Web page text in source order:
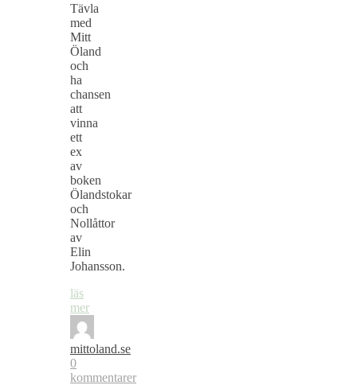
Tävla
med
Mitt
Öland
och
ha
chansen
att
vinna
ett
ex
av
boken
Ölandstokar
och
Nollåttor
av
Elin
Johansson.
läs
mer
mittoland.se
0
kommentarer